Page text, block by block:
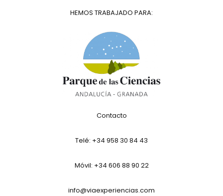
HEMOS TRABAJADO PARA:
Contacto
Telé: +34 958 30 84 43
Móvil: +34 606 88 90 22
info@viaexperiencias.com